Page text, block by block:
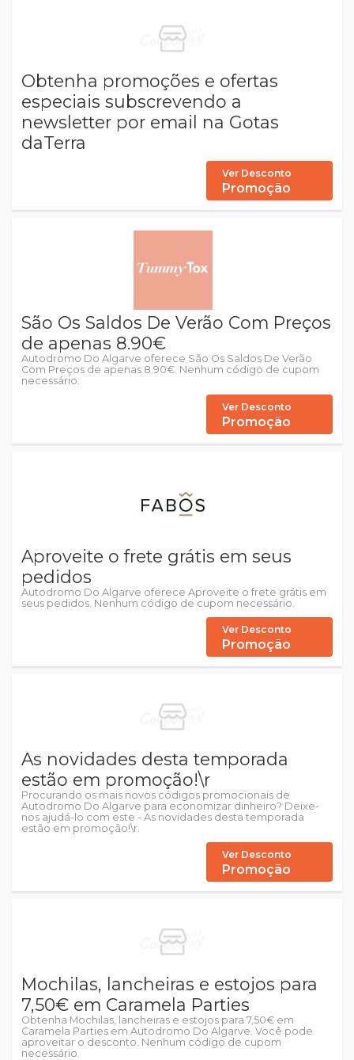
Obtenha promoções e ofertas
especiais subscrevendo a
newsletter por email na Gotas
daTerra
Ver Desconto
Promoção
São Os Saldos De Verão Com Preços
de apenas 8.90€
Autodromo Do Algarve oferece São Os Saldos De Verão
Com Preços de apenas 8.90€. Nenhum código de cupom
necessário.
Ver Desconto
Promoção
Aproveite o frete grátis em seus
pedidos
Autodromo Do Algarve oferece Aproveite o frete grátis em
seus pedidos. Nenhum código de cupom necessário.
Ver Desconto
Promoção
As novidades desta temporada
estão em promoção!\r
Procurando os mais novos códigos promocionais de
Autodromo Do Algarve para economizar dinheiro? Deixe-
nos ajudá-lo com este - As novidades desta temporada
estão em promoção!\r.
Ver Desconto
Promoção
Mochilas, lancheiras e estojos para
7,50€ em Caramela Parties
Obtenha Mochilas, lancheiras e estojos para 7,50€ em
Caramela Parties em Autodromo Do Algarve. Você pode
aproveitar o desconto. Nenhum código de cupom
necessário.